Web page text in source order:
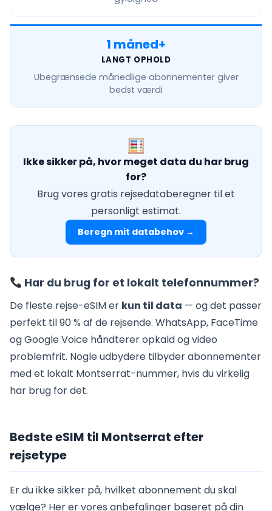
1 måned+
LANGT OPHOLD
Ubegrænsede månedlige abonnementer giver
bedst værdi
Ikke sikker på, hvor meget data du har brug
for?
Brug vores gratis rejsedataberegner til et
personligt estimat.
Beregn mit databehov →
Har du brug for et lokalt telefonnummer?
De fleste rejse-eSIM er kun til data — og det passer
perfekt til 90 % af de rejsende. WhatsApp, FaceTime
og Google Voice håndterer opkald og video
problemfrit. Nogle udbydere tilbyder abonnementer
med et lokalt Montserrat-nummer, hvis du virkelig
har brug for det.
Bedste eSIM til Montserrat efter
rejsetype
Er du ikke sikker på, hvilket abonnement du skal
vælge? Her er vores anbefalinger baseret på din